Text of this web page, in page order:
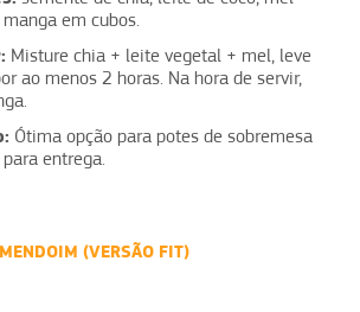
em cubos.
Misture chia + leite vegetal + mel, leve
ao menos 2 horas. Na hora de servir,
Ótima opção para potes de sobremesa
entrega.
(VERSÃO FIT)